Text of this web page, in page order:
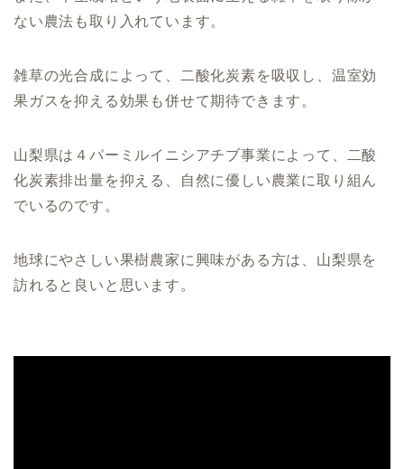
ない農法も取り入れています。
雑草の光合成によって、二酸化炭素を吸収し、温室効
果ガスを抑える効果も併せて期待できます。
山梨県は４パーミルイニシアチブ事業によって、二酸
化炭素排出量を抑える、自然に優しい農業に取り組ん
でいるのです。
地球にやさしい果樹農家に興味がある方は、山梨県を
訪れると良いと思います。